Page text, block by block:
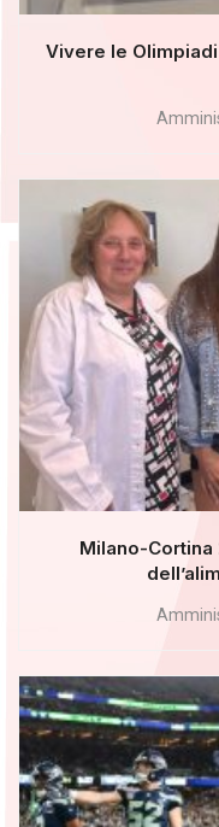
Vivere le
Milano-